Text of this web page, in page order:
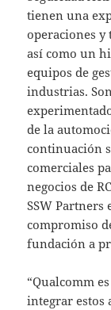
tienen una
operaciones
así como un
equipos de
industrias.
de la
continuación
comerciales
negocios de
SSW
compromiso
fundación a
“Qualcomm
integrar estos